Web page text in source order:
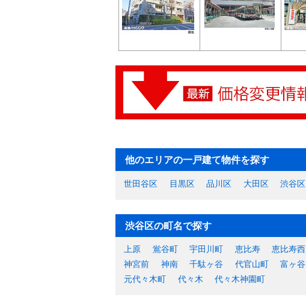
他のエリアの一戸建て物件を探す
世田谷区 目黒区 品川区 大田区 渋谷区
渋谷区の町名で探す
上原 鴬谷町 宇田川町 恵比寿 恵比寿西
神宮前
神南 千駄ヶ谷 代官山町 富ヶ谷
元代々木町
代々木 代々木神園町